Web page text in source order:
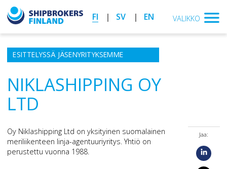
FI SV EN VALIKKO
ESITTELYSSÄ JÄSENYRITYKSEMME
NIKLASHIPPING OY
LTD
Oy Niklashipping Ltd on yksityinen suomalainen
meriliikenteen linja-agentuuriyritys. Yhtiö on
perustettu vuonna 1988.
Jaa: